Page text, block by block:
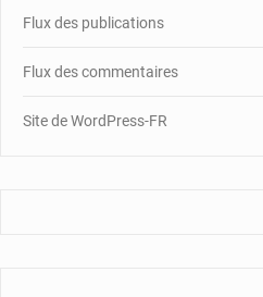
Flux des publications
Flux des commentaires
Site de WordPress-FR